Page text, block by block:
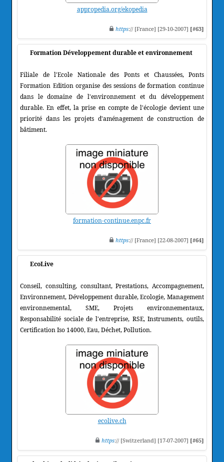
appropedia.org/ekopedia
https:// [France] [29-10-2007] [#63]
Formation Développement durable et environnement
Filiale de l'Ecole Nationale des Ponts et Chaussées, Ponts
Formation Edition organise des sessions de formation continue
dans le domaine de l'environnement et du développement
durable. En effet, la prise en compte de l'écologie devient une
priorité dans les projets d'aménagement de construction de
bâtiment.
formation-continue.enpc.fr
https:// [France] [22-08-2007] [#64]
EcoLive
Conseil, consulting, consultant, Prestations, Accompagnement,
Environnement, Développement durable, Ecologie, Management
environnemental, SME, Projets environnementaux,
Responsabilité sociale de l'entreprise, RSE, Instruments, outils,
Certification Iso 14000, Eau, Déchet, Pollution.
ecolive.ch
https:// [Switzerland] [17-07-2007] [#65]